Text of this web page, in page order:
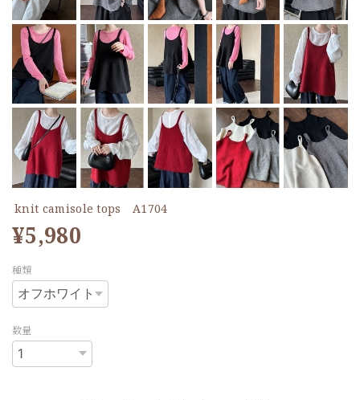
knit camisole tops A1704
¥5,980
種類
数量